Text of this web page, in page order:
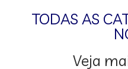
TODAS AS
Veja